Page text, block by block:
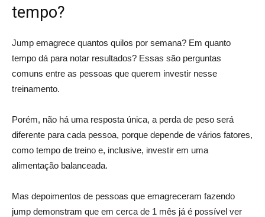
tempo?
Jump emagrece quantos quilos por semana? Em quanto
tempo dá para notar resultados? Essas são perguntas
comuns entre as pessoas que querem investir nesse
treinamento.
Porém, não há uma resposta única, a perda de peso será
diferente para cada pessoa, porque depende de vários fatores,
como tempo de treino e, inclusive, investir em uma
alimentação balanceada.
Mas depoimentos de pessoas que emagreceram fazendo
jump demonstram que em cerca de 1 mês já é possível ver